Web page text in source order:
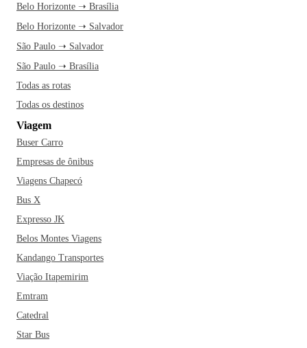
Belo Horizonte ➝ Brasília
Belo Horizonte ➝ Salvador
São Paulo ➝ Salvador
São Paulo ➝ Brasília
Todas as rotas
Todas os destinos
Viagem
Buser Carro
Empresas de ônibus
Viagens Chapecó
Bus X
Expresso JK
Belos Montes Viagens
Kandango Transportes
Viação Itapemirim
Emtram
Catedral
Star Bus